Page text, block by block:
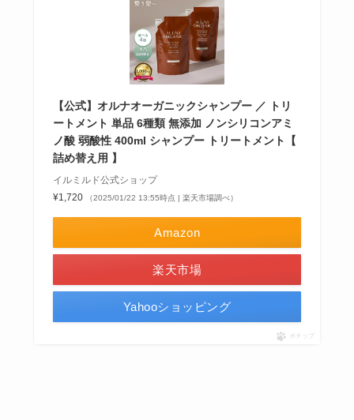
【公式】オルナオーガニックシャンプー ／ トリ
ートメント 単品 6種類 無添加 ノンシリコンアミ
ノ酸 弱酸性 400ml シャンプー トリートメント【
詰め替え用 】
イルミルド公式ショップ
¥1,720
（2025/01/22 13:55時点 | 楽天市場調べ）
Amazon
楽天市場
Yahooショッピング
ポチップ